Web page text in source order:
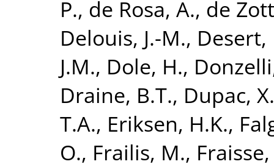
P., de Rosa, A., de
Delouis, J.-M., Desert,
J.M., Dole, H.,
Draine, B.T., Dupac, X.
T.A., Eriksen, H.K.,
O., Frailis, M.,